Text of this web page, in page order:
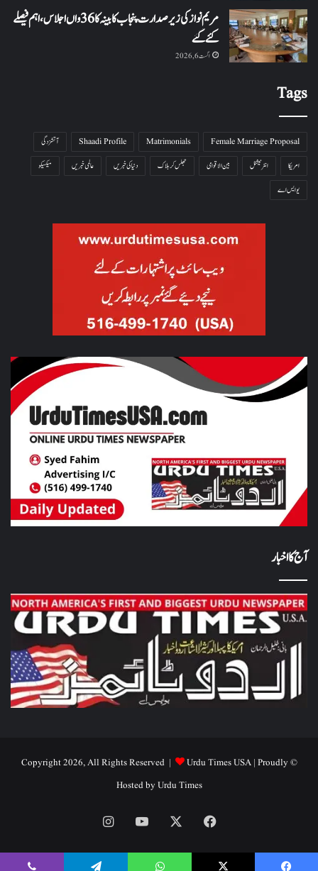
مریم نواز کی زیر صدارت پنجاب کابینہ کا 36واں اجلاس،اہم فیصلے
کئے گئے
اگست 6, 2026
Tags
Female Marriage Proposal
Matrimonials
Shaadi Profile
آتشزدگی
امریکا
انٹرنیشنل بین الاقوامی جھلس کر ہلاک دنیا کی خبریں عالمی خبریں
میکسیکو
یو ایس اے
آج کا اخبار
© Copyright 2026, All Rights Reserved |
Urdu Times USA| Proudly
Hosted byUrdu Times
Facebook
YouTube